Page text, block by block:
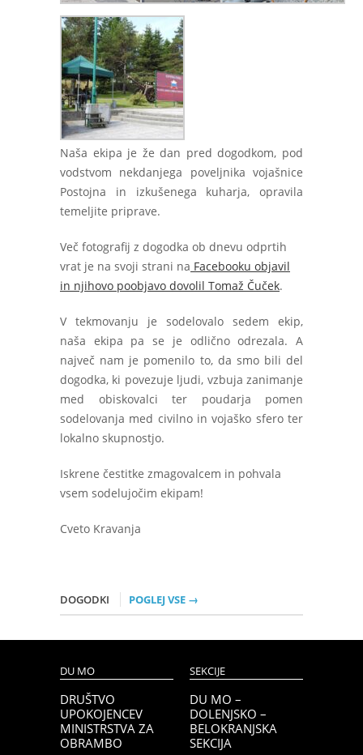
Naša ekipa je že dan pred dogodkom, pod
vodstvom nekdanjega poveljnika vojašnice
Postojna in izkušenega kuharja, opravila
temeljite priprave.
Več fotografij z dogodka ob dnevu odprtih
vrat je na svoji strani na Facebooku objavil
in njihovo poobjavo dovolil Tomaž Čuček.
V tekmovanju je sodelovalo sedem ekip,
naša ekipa pa se je odlično odrezala. A
največ nam je pomenilo to, da smo bili del
dogodka, ki povezuje ljudi, vzbuja zanimanje
med obiskovalci ter poudarja pomen
sodelovanja med civilno in vojaško sfero ter
lokalno skupnostjo.
Iskrene čestitke zmagovalcem in pohvala
vsem sodelujočim ekipam!
Cveto Kravanja
DOGODKI POGLEJ VSE →
DU MO
DRUŠTVO
UPOKOJENCEV
MINISTRSTVA ZA
OBRAMBO
SEKCIJE
DU MO –
DOLENJSKO –
BELOKRANJSKA
SEKCIJA